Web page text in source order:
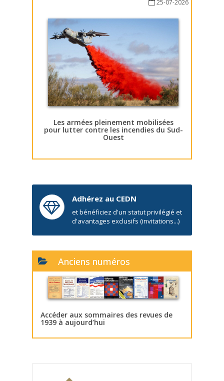
25-07-2026
Les armées pleinement mobilisées
pour lutter contre les incendies du Sud-
Ouest
Adhérez au CEDN
et bénéficiez d'un statut privilégié et
d'avantages exclusifs (invitations...)
Anciens numéros
Accéder aux sommaires des revues de
1939 à aujourd’hui